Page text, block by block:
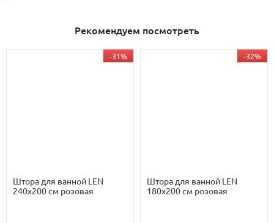
Рекомендуем посмотреть
-31%
Штора для ванной LEN
240х200 см розовая
-32%
Штора для ванной LEN
180х200 см розовая